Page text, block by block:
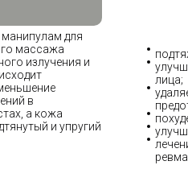
для
массажа
излучения и
в
а кожа
и упругий
лица;